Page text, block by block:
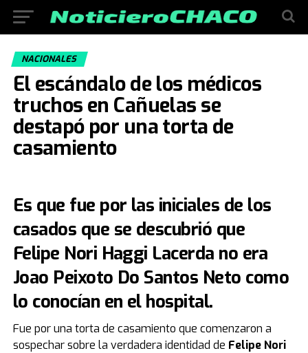
NACIONALES
El escándalo de los médicos
truchos en Cañuelas se
destapó por una torta de
casamiento
Es que fue por las iniciales de los
casados que se descubrió que
Felipe Nori Haggi Lacerda no era
Joao Peixoto Do Santos Neto como
lo conocían en el hospital.
Fue por una torta de casamiento que comenzaron a
sospechar sobre la verdadera identidad de Felipe Nori